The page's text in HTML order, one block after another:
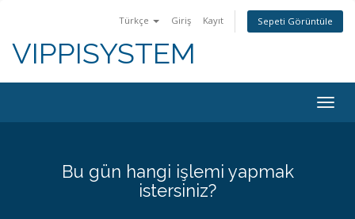
Türkçe Giriş Kayıt Sepeti Görüntüle
VIPPISYSTEM
Bu gün hangi işlemi yapmak
istersiniz?